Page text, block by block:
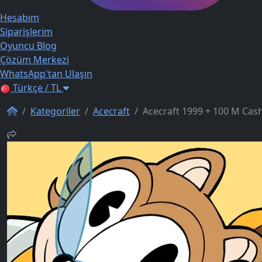
Hesabım
Siparişlerim
Oyuncu Blog
Çözüm Merkezi
WhatsApp'tan Ulaşın
Türkçe / TL
Kategoriler
Acecraft Acecraft 1999 + 100 M